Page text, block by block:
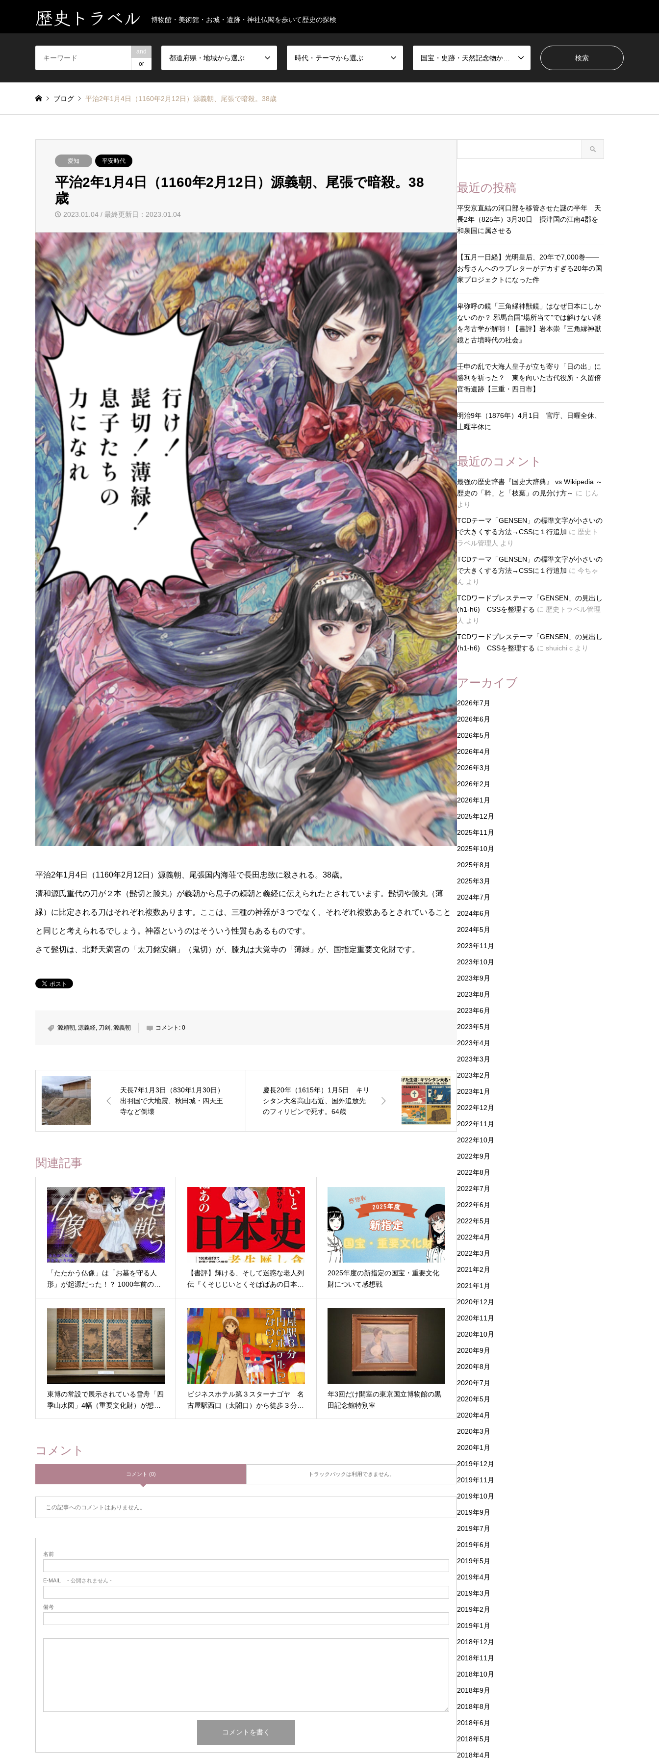
歴史トラベル 博物館・美術館・お城・遺跡・神社仏閣を歩いて歴史の探検
and
or
都道府県・地域から選ぶ 時代・テーマから選ぶ
ブログ 平治2年1月4日（1160年2月12日）源義朝、尾張で暗殺。38歳
愛知 平安時代
平治2年1月4日（1160年2月12日）源義朝、尾張で暗殺。38
歳
2023.01.04 / 最終更新日：2023.01.04
平治2年1月4日（1160年2月12日）源義朝、尾張国内海荘で長田忠致に殺される。38歳。
清和源氏重代の刀が２本（髭切と膝丸）が義朝から息子の頼朝と義経に伝えられたとされています。髭切や膝丸（薄
緑）に比定される刀はそれぞれ複数あります。ここは、三種の神器が３つでなく、それぞれ複数あるとされていること
と同じと考えられるでしょう。神器というのはそういう性質もあるものです。
さて髭切は、北野天満宮の「太刀銘安綱」（鬼切）が、膝丸は大覚寺の「薄緑」が、国指定重要文化財です。
源頼朝, 源義経, 刀剣 , 源義朝 コメント: 0
天長7年1月3日（830年1月30日）
出羽国で大地震、秋田城・四天王
寺など倒壊
慶長20年（1615年）1月5日 キリ
シタン大名高山右近、国外追放先
のフィリピンで死す。64歳
関連記事
「たたかう仏像」は「お墓を守る人
形」が起源だった！？ 1000年前の…
【書評】輝ける、そして迷惑な老人列
伝『くそじじいとくそばばあの日本…
2025年度の新指定の国宝・重要文化
財について感想戦
東博の常設で展示されている雪舟「四
季山水図」4幅（重要文化財）が想…
ビジネスホテル第３スターナゴヤ 名
古屋駅西口（太閤口）から徒歩３分…
年3回だけ開室の東京国立博物館の黒
田記念館特別室
コメント
コメント (0) トラックバックは利用できません。
この記事へのコメントはありません。
名前
E-MAIL - 公開されません -
備考
最近の投稿
平安京直結の河口部を移管させた謎の半年 天
長2年（825年）3月30日 摂津国の江南4郡を
和泉国に属させる
【五月一日経】光明皇后、20年で7,000巻——
お母さんへのラブレターがデカすぎる20年の国
家プロジェクトになった件
卑弥呼の鏡「三角縁神獣鏡」はなぜ日本にしか
ないのか？ 邪馬台国”場所当て”では解けない謎
を考古学が解明！【書評】岩本崇『三角縁神獣
鏡と古墳時代の社会』
壬申の乱で大海人皇子が立ち寄り「日の出」に
勝利を祈った？ 東を向いた古代役所・久留倍
官衙遺跡【三重・四日市】
明治9年（1876年）4月1日 官庁、日曜全休、
土曜半休に
最近のコメント
最強の歴史辞書『国史大辞典』 vs Wikipedia ～
歴史の「幹」と「枝葉」の見分け方～ に じん
より
TCDテーマ「GENSEN」の標準文字が小さいの
で大きくする方法→CSSに１行追加 に 歴史ト
ラベル管理人 より
TCDテーマ「GENSEN」の標準文字が小さいの
で大きくする方法→CSSに１行追加 に 今ちゃ
ん より
TCDワードプレステーマ「GENSEN」の見出し
(h1-h6) CSSを整理する に 歴史トラベル管理
人 より
TCDワードプレステーマ「GENSEN」の見出し
(h1-h6) CSSを整理する に shuichi c より
アーカイブ
2026年7月
2026年6月
2026年5月
2026年4月
2026年3月
2026年2月
2026年1月
2025年12月
2025年11月
2025年10月
2025年8月
2025年3月
2024年7月
2024年6月
2024年5月
2023年11月
2023年10月
2023年9月
2023年8月
2023年6月
2023年5月
2023年4月
2023年3月
2023年2月
2023年1月
2022年12月
2022年11月
2022年10月
2022年9月
2022年8月
2022年7月
2022年6月
2022年5月
2022年4月
2022年3月
2021年2月
2021年1月
2020年12月
2020年11月
2020年10月
2020年9月
2020年8月
2020年7月
2020年5月
2020年4月
2020年3月
2020年1月
2019年12月
2019年11月
2019年10月
2019年9月
2019年7月
2019年6月
2019年5月
2019年4月
2019年3月
2019年2月
2019年1月
2018年12月
2018年11月
2018年10月
2018年9月
2018年8月
2018年6月
2018年5月
2018年4月